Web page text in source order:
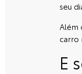
seu
Além
carro
E